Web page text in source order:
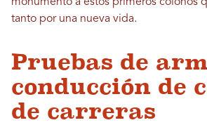
monumento a estos primeros colonos
tanto por una nueva vida.
Pruebas de
conducción de
de carreras